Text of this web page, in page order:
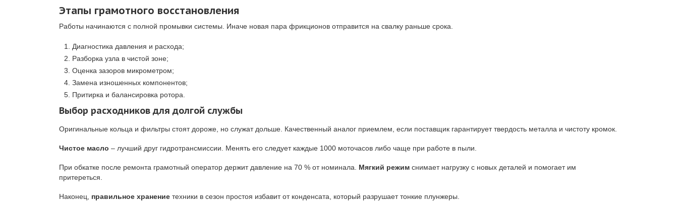
Этапы грамотного восстановления
Работы начинаются с полной промывки системы. Иначе новая пара фрикционов отправится на свалку раньше срока.
Диагностика давления и расхода;
Разборка узла в чистой зоне;
Оценка зазоров микрометром;
Замена изношенных компонентов;
Притирка и балансировка ротора.
Выбор расходников для долгой службы
Оригинальные кольца и фильтры стоят дороже, но служат дольше. Качественный аналог приемлем, если поставщик гарантирует твердость металла и чистоту кромок.
Чистое масло – лучший друг гидротрансмиссии. Менять его следует каждые 1000 моточасов либо чаще при работе в пыли.
При обкатке после ремонта грамотный оператор держит давление на 70 % от номинала. Мягкий режим снимает нагрузку с новых деталей и помогает им
притереться.
Наконец, правильное хранение техники в сезон простоя избавит от конденсата, который разрушает тонкие плунжеры.